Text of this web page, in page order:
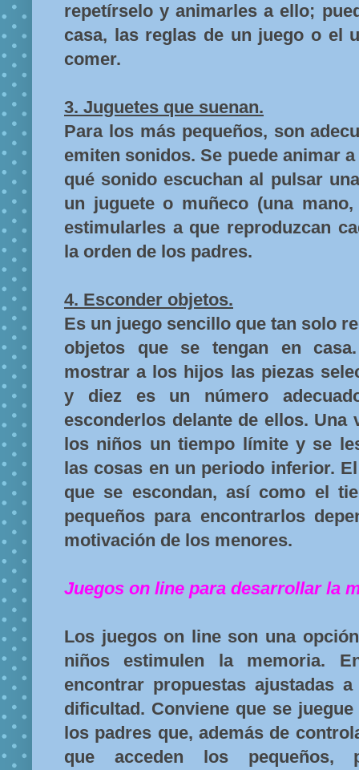
repetírselo y animarles a ello;
casa, las reglas de un juego o el
comer.
3. Juguetes que suenan.
Para los más pequeños, son
emiten sonidos. Se puede animar
qué sonido escuchan al pulsar
un juguete o muñeco (una
estimularles a que reproduzcan
la orden de los padres.
4. Esconder objetos.
Es un juego sencillo que tan solo
objetos que se tengan en
mostrar a los hijos las piezas
y diez es un número
esconderlos delante de ellos. Una
los niños un tiempo límite y se
las cosas en un periodo inferior.
que se escondan, así como el
pequeños para encontrarlos
motivación de los menores.
Juegos on line para desarrollar la
Los juegos on line son una
niños estimulen la memoria.
encontrar propuestas ajustadas
dificultad. Conviene que se
los padres que, además de
que acceden los pequeños,